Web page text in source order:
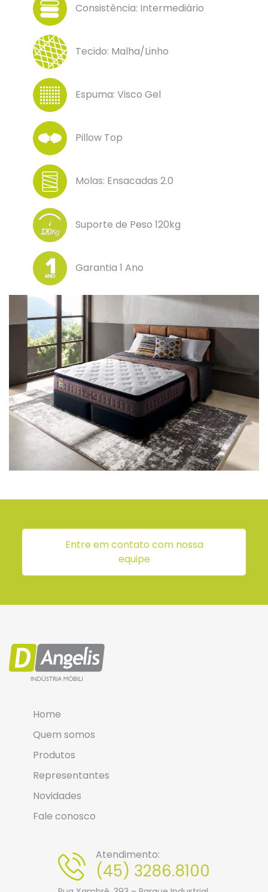
Consistência: Intermediário
Tecido: Malha/Linho
Espuma: Visco Gel
Pillow Top
Molas: Ensacadas 2.0
Suporte de Peso 120kg
Garantia 1 Ano
Entre em contato com nossa
equipe
Home
Quem somos
Produtos
Representantes
Novidades
Fale conosco
Atendimento:
(45) 3286.8100